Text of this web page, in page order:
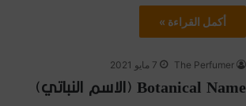
أكمل القراءة »
The Perfumer 7 مايو 2021
Botanical Name (الاسم النباتي)